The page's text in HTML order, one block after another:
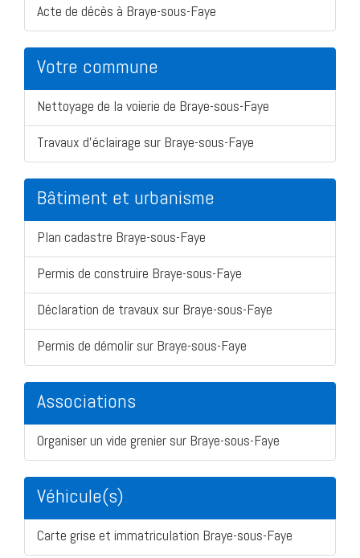
Acte de décès à Braye-sous-Faye
Votre commune
Nettoyage de la voierie de Braye-sous-Faye
Travaux d'éclairage sur Braye-sous-Faye
Bâtiment et urbanisme
Plan cadastre Braye-sous-Faye
Permis de construire Braye-sous-Faye
Déclaration de travaux sur Braye-sous-Faye
Permis de démolir sur Braye-sous-Faye
Associations
Organiser un vide grenier sur Braye-sous-Faye
Véhicule(s)
Carte grise et immatriculation Braye-sous-Faye